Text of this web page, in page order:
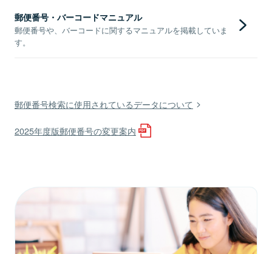
郵便番号・バーコードマニュアル
郵便番号や、バーコードに関するマニュアルを掲載していま
す。
郵便番号検索に使用されているデータについて
2025年度版郵便番号の変更案内